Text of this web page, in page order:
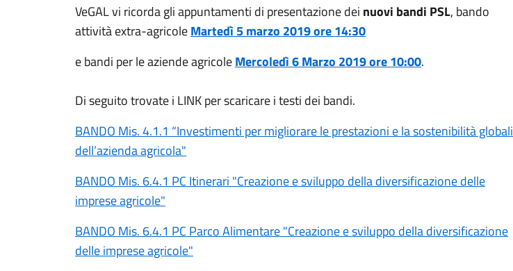
VeGAL vi ricorda gli appuntamenti di presentazione dei nuovi bandi PSL, bando
attività extra-agricoleMartedì 5 marzo 2019 ore 14:30
e bandi per le aziende agricoleMercoledì 6 Marzo 2019 ore 10:00.
Di seguito trovate i LINK per scaricare i testi dei bandi.
BANDO Mis. 4.1.1 “Investimenti per migliorare le prestazioni e la sostenibilità globali
dell’azienda agricola"
BANDO Mis. 6.4.1 PC Itinerari "Creazione e sviluppo della diversificazione delle
imprese agricole"
BANDO Mis. 6.4.1 PC Parco Alimentare "Creazione e sviluppo della diversificazione
delle imprese agricole"